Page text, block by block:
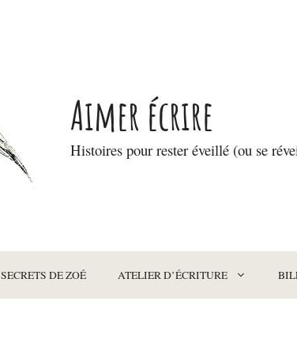
Aimer écrire
Histoires pour rester éveillé (ou se
SECRETS DE ZOÉ ATELIER D’ÉCRITURE